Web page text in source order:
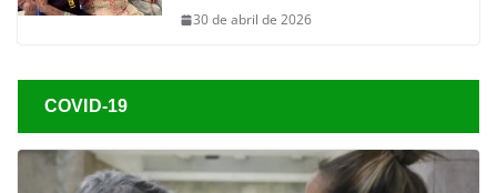
30 de abril de 2026
COVID-19